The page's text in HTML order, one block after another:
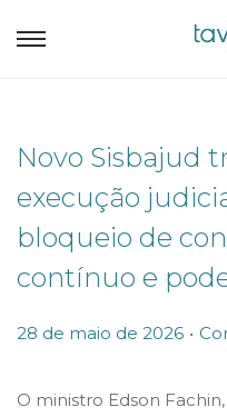
Novo Sisbajud
execução
bloqueio de
contínuo e
P
s
28 de maio de 2026 . P
s
O ministro Edson